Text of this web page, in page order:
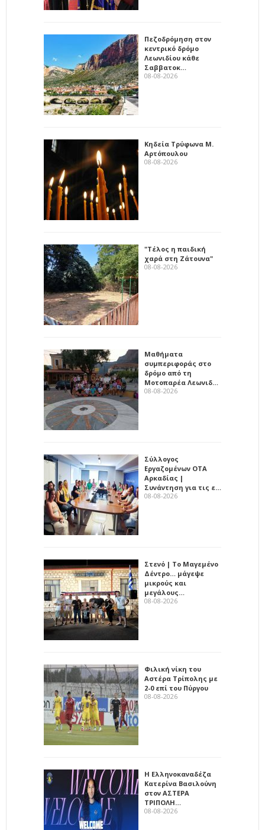
Πεζοδρόμηση στον
κεντρικό δρόμο
Λεωνιδίου κάθε
Σαββατοκ…
08-08-2026
Κηδεία Τρύφωνα Μ.
Αρτόπουλου
08-08-2026
"Τέλος η παιδική
χαρά στη Ζάτουνα"
08-08-2026
Μαθήματα
συμπεριφοράς στο
δρόμο από τη
Μοτοπαρέα Λεωνιδ…
08-08-2026
Σύλλογος
Εργαζομένων ΟΤΑ
Αρκαδίας |
Συνάντηση για τις ε…
08-08-2026
Στενό | Το Μαγεμένο
Δέντρο… μάγεψε
μικρούς και
μεγάλους…
08-08-2026
Φιλική νίκη του
Αστέρα Τρίπολης με
2-0 επί του Πύργου
08-08-2026
Η Ελληνοκαναδέζα
Κατερίνα Βασιλούνη
στον ΑΣΤΕΡΑ
ΤΡΙΠΟΛΗ…
08-08-2026